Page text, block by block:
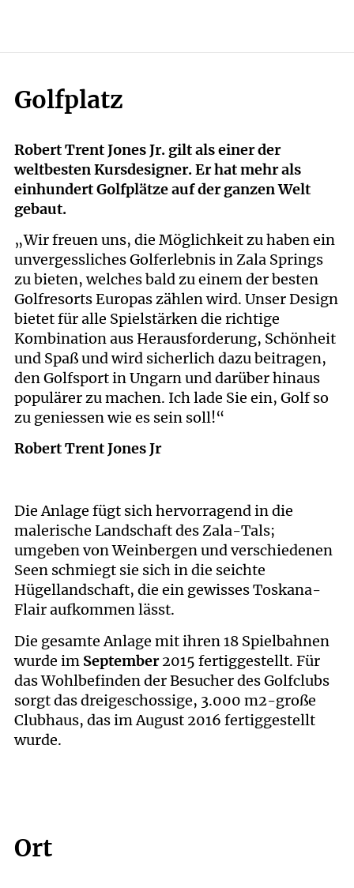
Golfplatz
Robert Trent Jones Jr. gilt als einer der
weltbesten Kursdesigner. Er hat mehr als
einhundert Golfplätze auf der ganzen Welt
gebaut.
„Wir freuen uns, die Möglichkeit zu haben ein
unvergessliches Golferlebnis in Zala Springs
zu bieten, welches bald zu einem der besten
Golfresorts Europas zählen wird. Unser Design
bietet für alle Spielstärken die richtige
Kombination aus Herausforderung, Schönheit
und Spaß und wird sicherlich dazu beitragen,
den Golfsport in Ungarn und darüber hinaus
populärer zu machen. Ich lade Sie ein, Golf so
zu geniessen wie es sein soll!“
Robert Trent Jones Jr
Die Anlage fügt sich hervorragend in die
malerische Landschaft des Zala-Tals;
umgeben von Weinbergen und verschiedenen
Seen schmiegt sie sich in die seichte
Hügellandschaft, die ein gewisses Toskana-
Flair aufkommen lässt.
Die gesamte Anlage mit ihren 18 Spielbahnen
wurde im September2015 fertiggestellt. Für
das Wohlbefinden der Besucher des Golfclubs
sorgt das dreigeschossige, 3.000 m2-große
Clubhaus, das im August 2016 fertiggestellt
wurde.
Ort